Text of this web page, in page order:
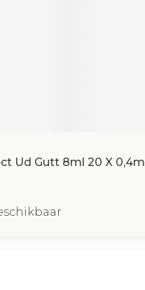
Ud Gutt 8ml 20 X 0,4ml